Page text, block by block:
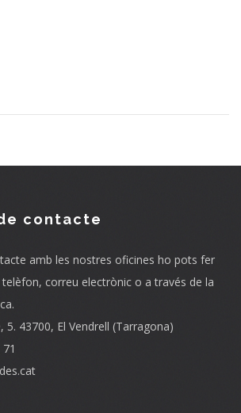
contacte
amb les nostres oficines ho pots fer
correu electrònic o a través de la
5. 43700, El Vendrell (Tarragona)